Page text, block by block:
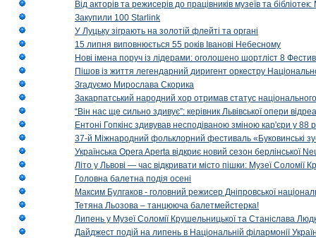
Від акторів та режисерів до працівників музеїв та
Закупили 100 Starlink
У Луцьку зіграють на золотій флейті та органі
15 липня виповнюється 55 років Іванові Небесному
Нові імена поруч із лідерами: оголошено шортліст 8
Пішов із життя легендарний диригент оркестру
Згадуємо Мирослава Скорика
Закарпатський народний хор отримав статус національного
“Він нас ще сильно здивує”: керівник Львівської опери
Ентоні Гопкінс здивував несподіваною зміною кар'єри у 88
37-й Міжнародний фольклорний фестиваль «Буковинські
Українська Opera Aperta відкриє новий сезон берлінської
Літо у Львові — час відкривати місто пішки: Музеї Соломії
Головна балетна подія осені
Максим Булгаков - головний режисер Дніпровської
Тетяна Льозова – танцююча балетмейстерка!
Липень у Музеї Соломії Крушельницької та Станіслава
Дайджест подій на липень в Національній філармонії